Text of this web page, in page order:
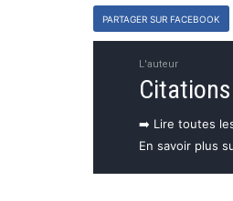
PARTAGER SUR FACEBOOK
L'auteur
➡️ Lire toutes
En savoir plus